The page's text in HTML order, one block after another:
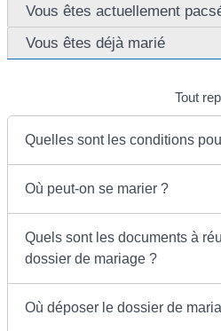
Vous êtes actuellement
Vous êtes déjà marié
Tout
Quelles sont les conditions
Où peut-on se marier ?
Quels sont les documents à
dossier de mariage ?
Où déposer le dossier de